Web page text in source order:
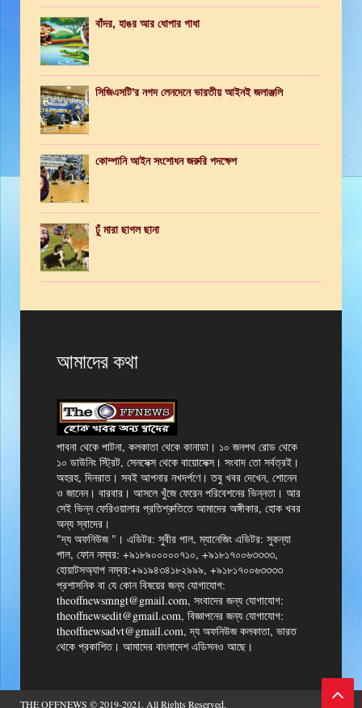
বাঁদর, হাঙর আর ধোপার গাধা
সিজিএসটি'র নগদ লেনদেনে ভারতীয় আইনই জলাঞ্জলি
কোম্পানি আইন সংশোধন জরুরি পদক্ষেপ
ঢুঁ মারা ছাগল ছানা
আমাদের কথা
পাবনা থেকে পাটনা, কলকাতা থেকে কানাডা। ১০ জনপথ রোড থেকে
১০ ডাউনিং স্ট্রিট, সেনসেক্স থেকে বায়োসেক্স। সংবাদ তো সর্বত্রই।
অহরহ, দিনরাত। সবই আপনার নখদর্পণে। তবু খবর দেখেন, শোনেন
ও জানেন। বারবার। আসলে খুঁজে ফেরেন পরিবেশনের ভিন্নতা। আর
সেই ভিন্ন ফেরিওয়ালার প্রতিশ্রুতিতে আমাদের অঙ্গীকার, হোক খবর
অন্য স্বাদের।
"দ্য অফনিউজ "। এডিটর: সুবীর পাল, ম্যানেজিং এডিটর: সুকন্যা
পাল, ফোন নম্বর: +৯১৮৯০০০০০৭১০, +৯১৮১৭০০৬৩৩৩৩,
হোয়াটসঅ্যাপ নম্বর:+৯১৯৪৩৪১৮২৯৯৯, +৯১৮১৭০০৬৩৩৩৩
প্রশাসনিক বা যে কোন বিষয়ের জন্য যোগাযোগ:
theoffnewsmngt@gmail.com, সংবাদের জন্য যোগাযোগ:
theoffnewsedit@gmail.com, বিজ্ঞাপনের জন্য যোগাযোগ:
theoffnewsadvt@gmail.com, দ্য অফনিউজ কলকাতা, ভারত
থেকে প্রকাশিত। আমাদের বাংলাদেশ এডিসনও আছে।
THE OFFNEWS © 2019-2021. All Rights Reserved.